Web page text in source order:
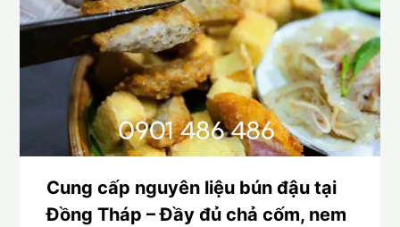
Cung cấp nguyên liệu bún đậu tại
Đồng Tháp – Đầy đủ chả cốm, nem